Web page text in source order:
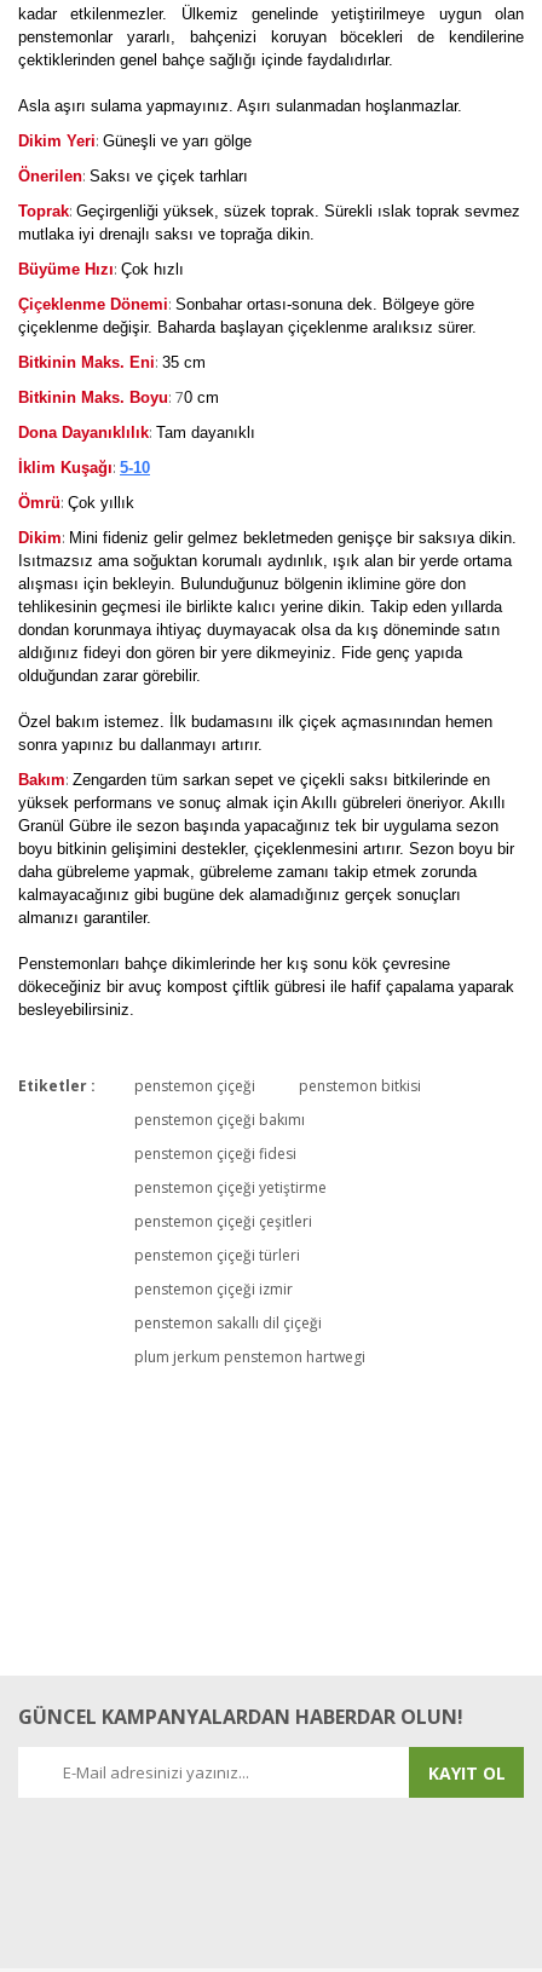
kadar etkilenmezler. Ülkemiz genelinde yetiştirilmeye uygun olan
penstemonlar yararlı, bahçenizi koruyan böcekleri de kendilerine
çektiklerinden genel bahçe sağlığı içinde faydalıdırlar.
Asla aşırı sulama yapmayınız. Aşırı sulanmadan hoşlanmazlar.
Dikim Yeri: Güneşli ve yarı gölge
Önerilen: Saksı ve çiçek tarhları
Toprak: Geçirgenliği yüksek, süzek toprak. Sürekli ıslak toprak sevmez
mutlaka iyi drenajlı saksı ve toprağa dikin.
Büyüme Hızı: Çok hızlı
Çiçeklenme Dönemi: Sonbahar ortası-sonuna dek. Bölgeye göre
çiçeklenme değişir. Baharda başlayan çiçeklenme aralıksız sürer.
Bitkinin Maks. Eni: 35 cm
Bitkinin Maks. Boyu: 70 cm
Dona Dayanıklılık: Tam dayanıklı
İklim Kuşağı: 5-10
Ömrü: Çok yıllık
Dikim: Mini fideniz gelir gelmez bekletmeden genişçe bir saksıya dikin.
Isıtmazsız ama soğuktan korumalı aydınlık, ışık alan bir yerde ortama
alışması için bekleyin. Bulunduğunuz bölgenin iklimine göre don
tehlikesinin geçmesi ile birlikte kalıcı yerine dikin. Takip eden yıllarda
dondan korunmaya ihtiyaç duymayacak olsa da kış döneminde satın
aldığınız fideyi don gören bir yere dikmeyiniz. Fide genç yapıda
olduğundan zarar görebilir.
Özel bakım istemez. İlk budamasını ilk çiçek açmasınından hemen
sonra yapınız bu dallanmayı artırır.
Bakım: Zengarden tüm sarkan sepet ve çiçekli saksı bitkilerinde en
yüksek performans ve sonuç almak için Akıllı gübreleri öneriyor. Akıllı
Granül Gübre ile sezon başında yapacağınız tek bir uygulama sezon
boyu bitkinin gelişimini destekler, çiçeklenmesini artırır. Sezon boyu bir
daha gübreleme yapmak, gübreleme zamanı takip etmek zorunda
kalmayacağınız gibi bugüne dek alamadığınız gerçek sonuçları
almanızı garantiler.
Penstemonları bahçe dikimlerinde her kış sonu kök çevresine
dökeceğiniz bir avuç kompost çiftlik gübresi ile hafif çapalama yaparak
besleyebilirsiniz.
Bu ürüne ilk yorumu siz yapın!
Yorum Yaz
Etiketler : penstemon çiçeği
penstemon bitkisi
penstemon çiçeği bakımı
penstemon çiçeği fidesi
penstemon çiçeği yetiştirme
penstemon çiçeği çeşitleri
penstemon çiçeği türleri
penstemon çiçeği izmir
penstemon sakallı dil çiçeği
plum jerkum penstemon hartwegi
GÜNCEL KAMPANYALARDAN HABERDAR OLUN!
KAYIT OL